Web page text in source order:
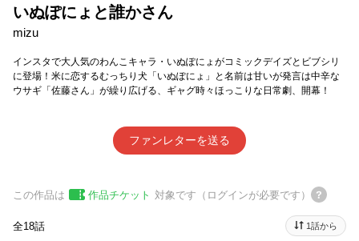
いぬぽにょと誰かさん
mizu
インスタで大人気のわんこキャラ・いぬぽにょがコミックデイズとビブシリ
に登場！米に恋するむっちり犬「いぬぽにょ」と名前は甘いが発言は中辛な
ウサギ「佐藤さん」が繰り広げる、ギャグ時々ほっこりな日常劇、開幕！
ファンレターを送る
この作品は 作品チケット 対象です（ログインが必要です）
全18話 1話から